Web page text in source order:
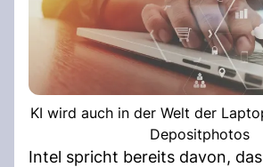
KI wird auch in der Welt der
Depositphotos
Intel spricht bereits davon,